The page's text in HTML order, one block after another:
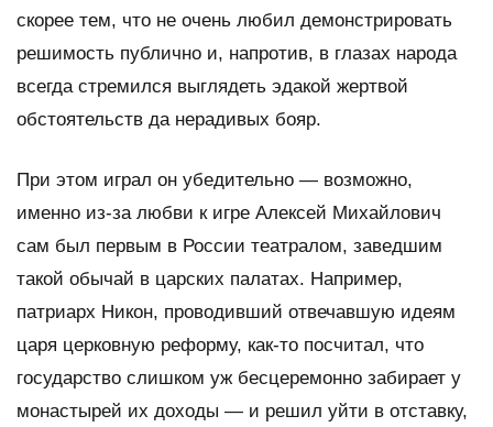
скорее тем, что не очень любил демонстрировать
решимость публично и, напротив, в глазах народа
всегда стремился выглядеть эдакой жертвой
обстоятельств да нерадивых бояр.
При этом играл он убедительно — возможно,
именно из-за любви к игре Алексей Михайлович
сам был первым в России театралом, заведшим
такой обычай в царских палатах. Например,
патриарх Никон, проводивший отвечавшую идеям
царя церковную реформу, как-то посчитал, что
государство слишком уж бесцеремонно забирает у
монастырей их доходы — и решил уйти в отставку,